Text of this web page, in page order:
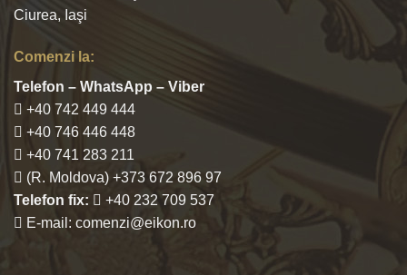
Ciurea, Iaşi
Comenzi la:
Telefon – WhatsApp – Viber
+40 742 449 444
+40 746 446 448
+40 741 283 211
(R. Moldova) +373 672 896 97
Telefon fix:
+40 232 709 537
E-mail: comenzi@eikon.ro